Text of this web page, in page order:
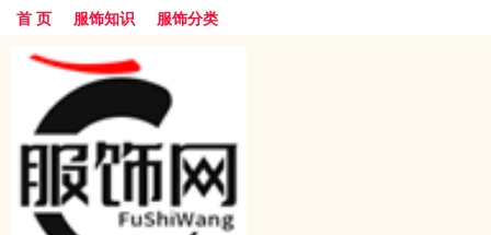
首 页 服饰知识 服饰分类